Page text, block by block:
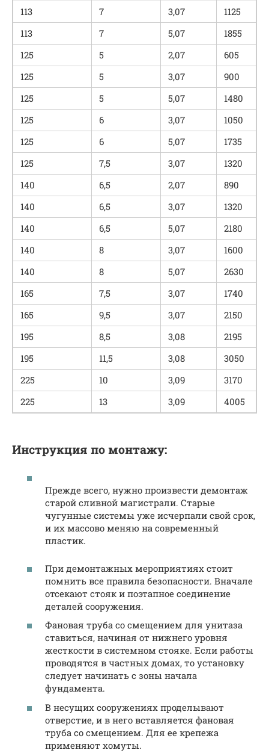
113
7 3,07
1125
113
7 5,07
1855
125
5 2,07
605
125
5 3,07
900
125
5 5,07
1480
125
6 3,07
1050
125
6 5,07
1735
125
7,5 3,07
1320
140
6,5 2,07
890
140
6,5 3,07
1320
140
6,5 5,07
2180
140
8 3,07
1600
140
8 5,07
2630
165
7,5 3,07
1740
165
9,5 3,07
2150
195
8,5 3,08
2195
195
11,5 3,08
3050
225
10 3,09
3170
225
13 3,09 4005
Инструкция по монтажу:
Прежде всего, нужно произвести демонтаж
старой сливной магистрали. Старые
чугунные системы уже исчерпали свой срок,
и их массово меняю на современный
пластик.
При демонтажных мероприятиях стоит
помнить все правила безопасности. Вначале
отсекают стояк и поэтапное соединение
деталей сооружения.
Фановая труба со смещением для унитаза
ставиться, начиная от нижнего уровня
жесткости в системном стояке. Если работы
проводятся в частных домах, то установку
следует начинать с зоны начала
фундамента.
В несущих сооружениях проделывают
отверстие, и в него вставляется фановая
труба со смещением. Для ее крепежа
применяют хомуты.